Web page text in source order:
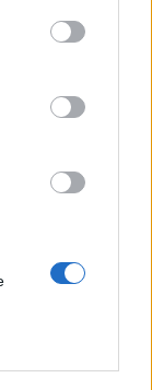
ne è
non originali